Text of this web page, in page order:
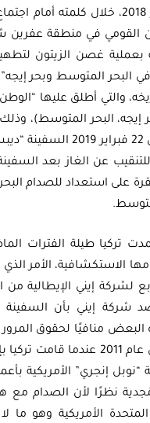
“رجب طيب أردوغان” في فبراير 2018،
القومي في منطقة
بعملية غصن الزيتون
على استعداد للصدام
تركيا طيلة الفترات
“سابيم 1200” التابع لشركة
ضد شركة إيني بأن
البعض منافيًا لحقوق
لقانون البحار. الأمر ذاته
إنجري” الأمريكية
نظرًا لأن الصدام مع
الأمريكية وهو ما